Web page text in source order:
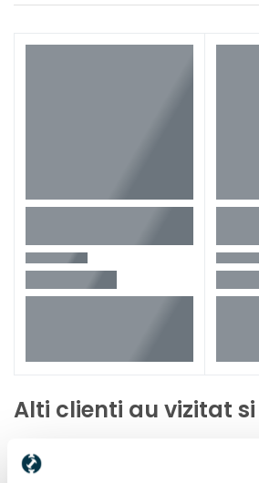
Tip trimmer
Alti clienti au vizitat si